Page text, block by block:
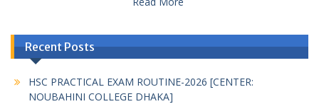
Recent Posts
HSC PRACTICAL EXAM ROUTINE-2026 [CENTER:
NOUBAHINI COLLEGE DHAKA]